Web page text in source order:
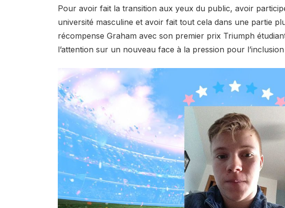
Pour avoir fait la transition aux yeux du public, avoir
université masculine et avoir fait tout cela dans une partie
récompense Graham avec son premier prix Triumph
l’attention sur un nouveau face à la pression pour